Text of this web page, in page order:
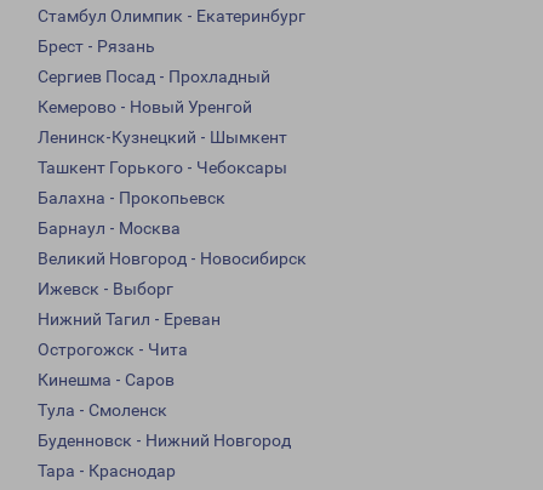
Стамбул Олимпик - Екатеринбург
Брест - Рязань
Сергиев Посад - Прохладный
Кемерово - Новый Уренгой
Ленинск-Кузнецкий - Шымкент
Ташкент Горького - Чебоксары
Балахна - Прокопьевск
Барнаул - Москва
Великий Новгород - Новосибирск
Ижевск - Выборг
Нижний Тагил - Ереван
Острогожск - Чита
Кинешма - Саров
Тула - Смоленск
Буденновск - Нижний Новгород
Тара - Краснодар